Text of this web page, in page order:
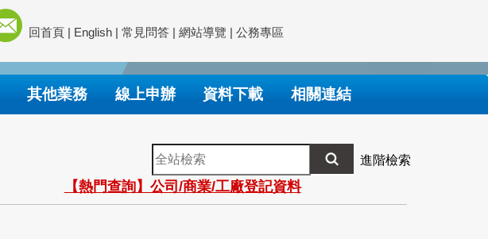
回首頁 | English | 常見問答 | 網站導覽 | 公務專區
其他業務 線上申辦 資料下載 相關連結
全
站
檢
索
進階檢索
【熱門查詢】公司/商業/工廠登記資料